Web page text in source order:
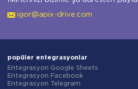
igor@apix-drive.com
popüler entegrasyonlar
Entegrasyon Google Sheets
Entegrasyon Facebook
Entegrasyon Telegram